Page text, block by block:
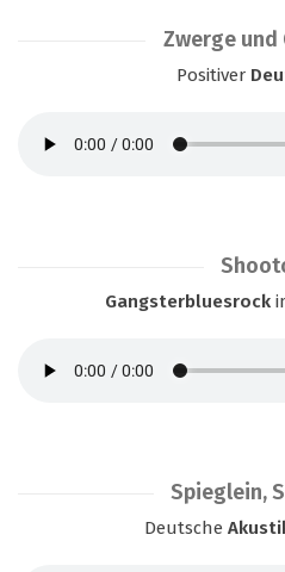
Zwerge und
Positiver
Gangsterbluesrock
Spieglein,
Deutsche